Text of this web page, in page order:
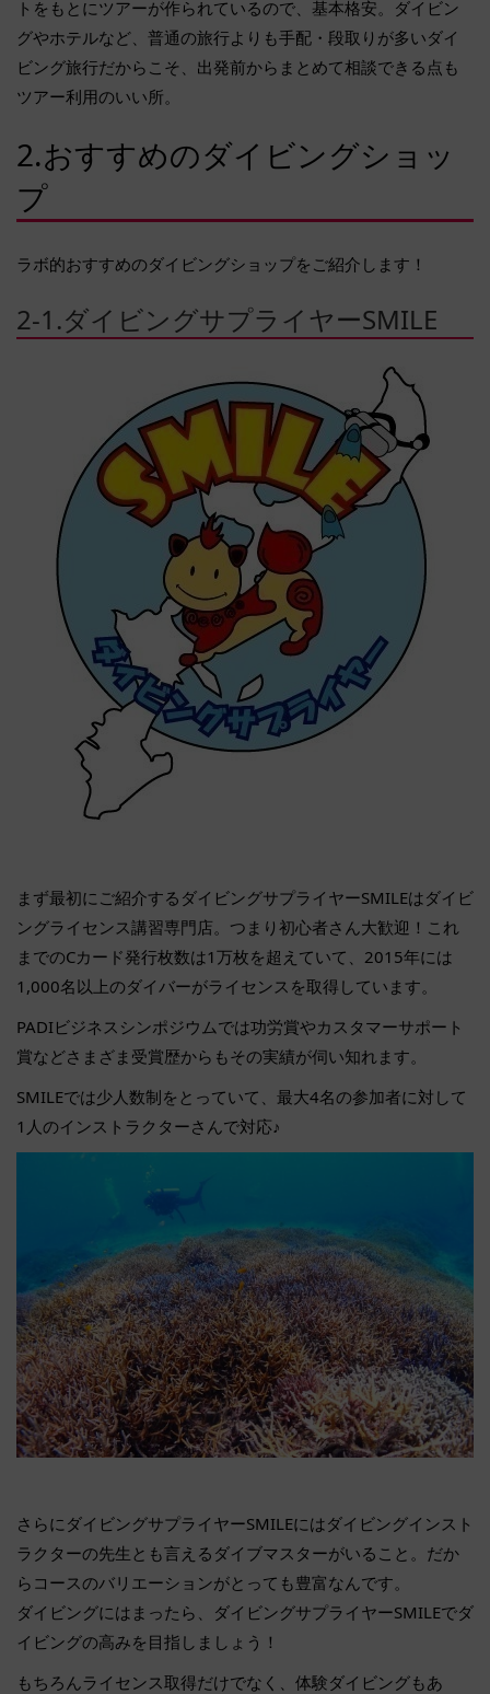
トをもとにツアーが作られているので、基本格安。ダイビン
グやホテルなど、普通の旅行よりも手配・段取りが多いダイ
ビング旅行だからこそ、出発前からまとめて相談できる点も
ツアー利用のいい所。
2.おすすめのダイビングショッ
プ
ラボ的おすすめのダイビングショップをご紹介します！
2-1.ダイビングサプライヤーSMILE
まず最初にご紹介するダイビングサプライヤーSMILEはダイビ
ングライセンス講習専門店。つまり初心者さん大歓迎！これ
までのCカード発行枚数は1万枚を超えていて、2015年には
1,000名以上のダイバーがライセンスを取得しています。
PADIビジネスシンポジウムでは功労賞やカスタマーサポート
賞などさまざま受賞歴からもその実績が伺い知れます。
SMILEでは少人数制をとっていて、最大4名の参加者に対して
1人のインストラクターさんで対応♪
さらにダイビングサプライヤーSMILEにはダイビングインスト
ラクターの先生とも言えるダイブマスターがいること。だか
らコースのバリエーションがとっても豊富なんです。
ダイビングにはまったら、ダイビングサプライヤーSMILEでダ
イビングの高みを目指しましょう！
もちろんライセンス取得だけでなく、体験ダイビングもあ